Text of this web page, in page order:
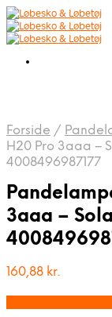
Forside /
H20 Pro 3aaa –
4008496987177
3aaa –
160,88 kr.